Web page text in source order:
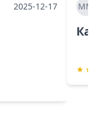
2025-12-17 ММ
★ ★